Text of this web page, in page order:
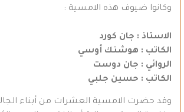
وكانوا ضيوف هذه الامسية :
الاستاذ : جان كورد
الكاتب : هوشنك أوسي
الروائي : جان دوست
الكاتب : حسين جلبي
وقد حضرت الامسية العشرات من أبناء